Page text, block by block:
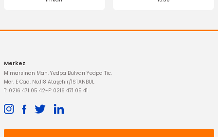
Merkez
Mimarsinan Mah. Yedpa Bulvarı Yedpa Tic.
Mer. E Cad. No:118 Ataşehir/İSTANBUL
T: 0216 471 05 42-F: 0216 471 05 41